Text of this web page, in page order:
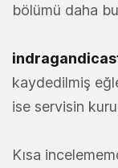
bölümü daha
kaydedilmiş
ise servisin
Kısa